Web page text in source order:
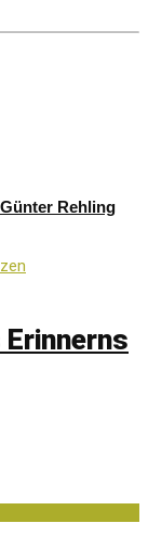
Rehling